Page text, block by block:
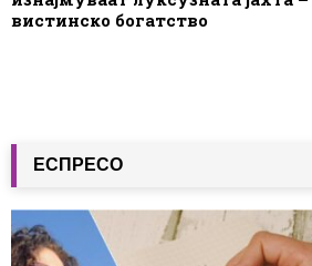
вистинско богатство
ЕСПРЕСО